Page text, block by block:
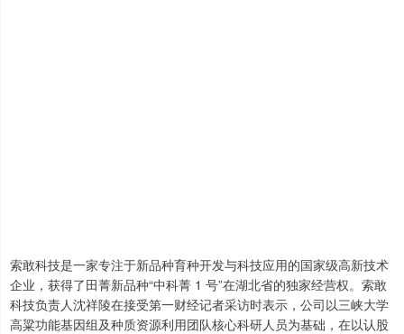
索敢科技是一家专注于新品种育种开发与科技应用的国家级高新技术
企业，获得了田菁新品种“中科菁 1 号”在湖北省的独家经营权。索敢
科技负责人沈祥陵在接受第一财经记者采访时表示，公司以三峡大学
高粱功能基因组及种质资源利用团队核心科研人员为基础，在以认股